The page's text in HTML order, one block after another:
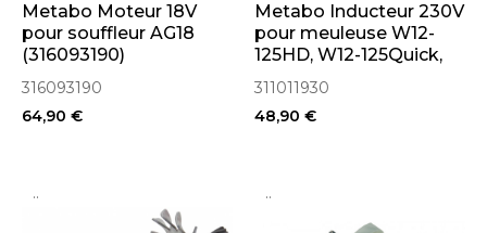
Metabo Moteur 18V
pour souffleur AG18
(316093190)
316093190
64,90 €
Metabo Inducteur 230V
pour meuleuse W12-
125HD, W12-125Quick,
WA12-125Quick, WBA12-
125Quick, WP12-
125QUICK (311011930)
311011930
48,90 €
.. ..